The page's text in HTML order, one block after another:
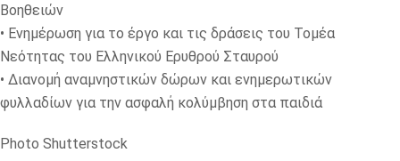
Βοηθειών
• Ενημέρωση για το έργο και τις δράσεις του Τομέα
Νεότητας του Ελληνικού Ερυθρού Σταυρού
• Διανομή αναμνηστικών δώρων και ενημερωτικών
φυλλαδίων για την ασφαλή κολύμβηση στα παιδιά
Photo Shutterstock